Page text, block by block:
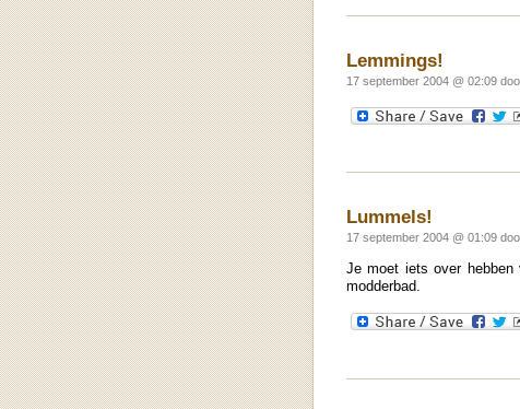
Lemmings!
17 september 2004 @ 02:09
Lummels!
17 september 2004 @ 01:09
Je moet iets over
modderbad.